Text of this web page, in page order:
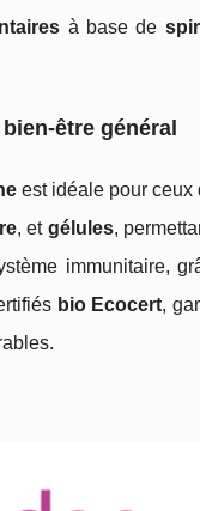
à base de
être général
est idéale pour ceux
, et gélules,
immunitaire,
bio Ecocert,